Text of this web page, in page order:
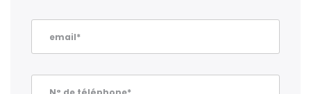
email*